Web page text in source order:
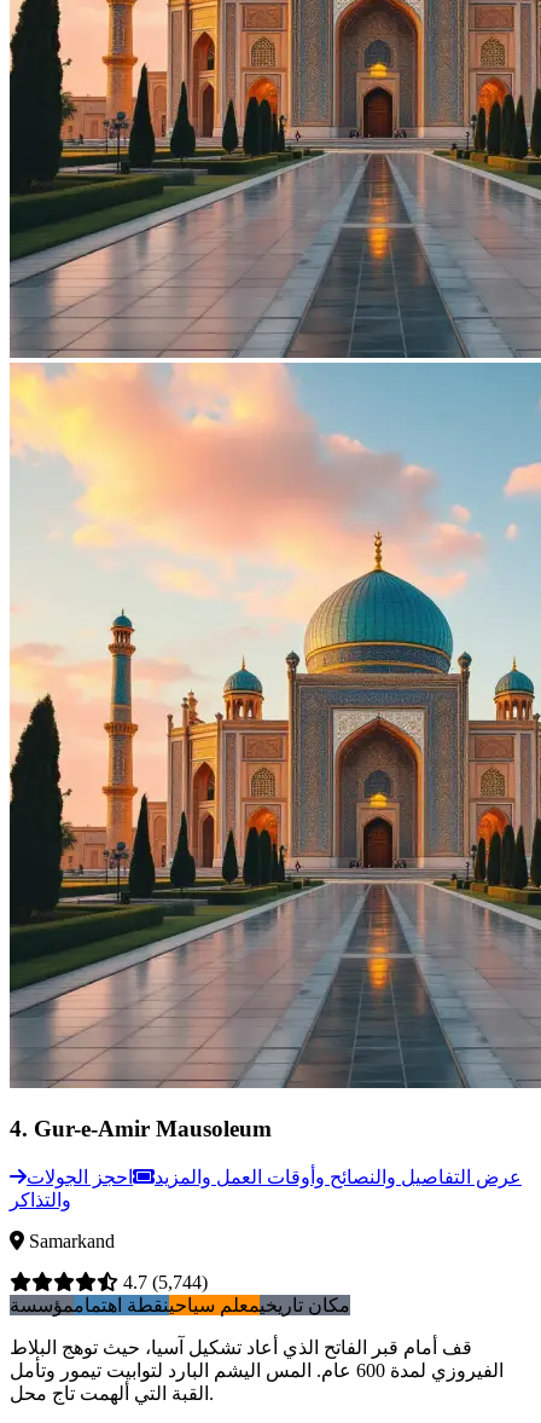
4. Gur-e-Amir Mausoleum
عرض التفاصيل والنصائح وأوقات العمل والمزيد
احجز الجولات
والتذاكر
Samarkand
4.7 (5,744)
مكان تاريخيمعلم سياحينقطة اهتماممؤسسة
قف أمام قبر الفاتح الذي أعاد تشكيل آسيا، حيث توهج البلاط
الفيروزي لمدة 600 عام. المس اليشم البارد لتوابيت تيمور وتأمل
القبة التي ألهمت تاج محل.